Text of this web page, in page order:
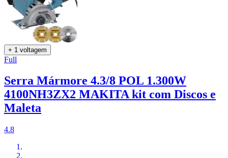
+ 1 voltagem
Full
Serra Mármore 4.3/8 POL 1.300W
4100NH3ZX2 MAKITA kit com Discos e
Maleta
4.8